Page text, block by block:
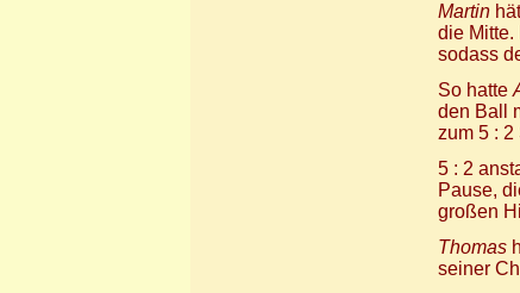
Martin
die Mitte.
sodass
So hatte
den Ball
zum 5 : 2
5 : 2
Pause,
großen
Thomas
seiner